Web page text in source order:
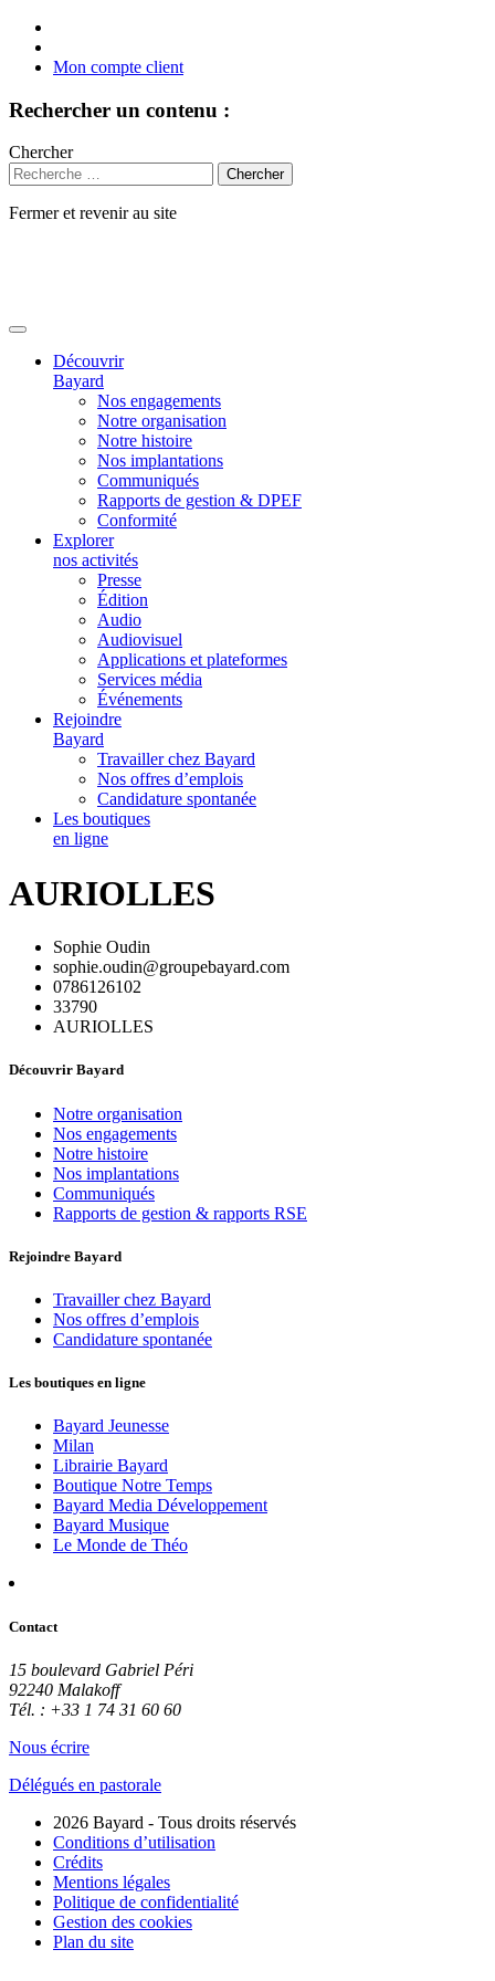
Mon compte client
Rechercher un contenu :
Chercher
Fermer et revenir au site
Découvrir
Bayard
Nos engagements
Notre organisation
Notre histoire
Nos implantations
Communiqués
Rapports de gestion & DPEF
Conformité
Explorer
nos activités
Presse
Édition
Audio
Audiovisuel
Applications et plateformes
Services média
Événements
Rejoindre
Bayard
Travailler chez Bayard
Nos offres d’emplois
Candidature spontanée
Les boutiques
en ligne
AURIOLLES
Sophie Oudin
sophie.oudin@groupebayard.com
0786126102
33790
AURIOLLES
Découvrir Bayard
Notre organisation
Nos engagements
Notre histoire
Nos implantations
Communiqués
Rapports de gestion & rapports RSE
Rejoindre Bayard
Travailler chez Bayard
Nos offres d’emplois
Candidature spontanée
Les boutiques en ligne
Bayard Jeunesse
Milan
Librairie Bayard
Boutique Notre Temps
Bayard Media Développement
Bayard Musique
Le Monde de Théo
Contact
15 boulevard Gabriel Péri
92240 Malakoff
Tél. : +33 1 74 31 60 60
Nous écrire
Délégués en pastorale
2026 Bayard - Tous droits réservés
Conditions d’utilisation
Crédits
Mentions légales
Politique de confidentialité
Gestion des cookies
Plan du site